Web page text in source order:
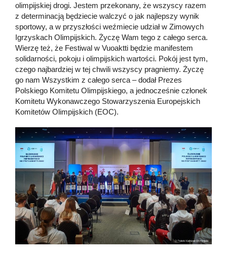
olimpijskiej drogi. Jestem przekonany, że wszyscy razem
z determinacją będziecie walczyć o jak najlepszy wynik
sportowy, a w przyszłości weźmiecie udział w Zimowych
Igrzyskach Olimpijskich. Życzę Wam tego z całego serca.
Wierzę też, że Festiwal w Vuoaktti będzie manifestem
solidarności, pokoju i olimpijskich wartości. Pokój jest tym,
czego najbardziej w tej chwili wszyscy pragniemy. Życzę
go nam Wszystkim z całego serca – dodał Prezes
Polskiego Komitetu Olimpijskiego, a jednocześnie członek
Komitetu Wykonawczego Stowarzyszenia Europejskich
Komitetów Olimpijskich (EOC).